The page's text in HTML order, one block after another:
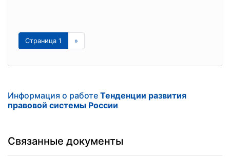
Страница 1 »
Информация о работе Тенденции развития
правовой системы России
Связанные документы